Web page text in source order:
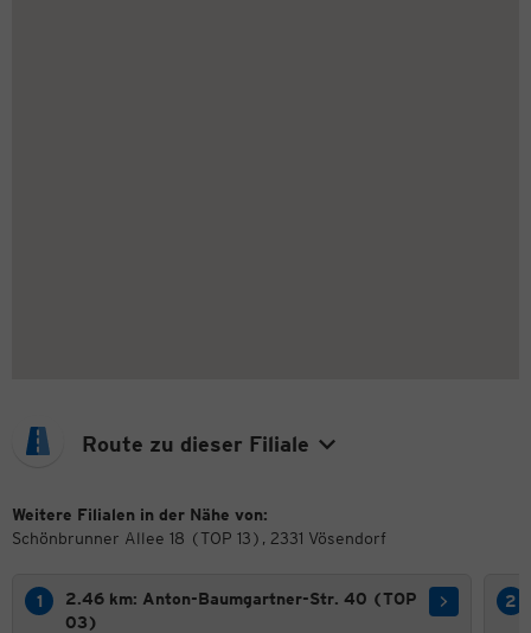
Route zu dieser Filiale
Weitere Filialen in der Nähe von:
Schönbrunner Allee 18 (TOP 13), 2331 Vösendorf
2.46 km: Anton-Baumgartner-Str. 40 (TOP
03)